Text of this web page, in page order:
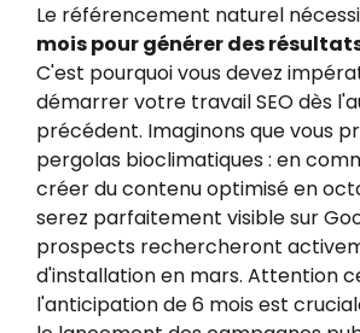
Le référencement naturel
mois pour générer des
C'est pourquoi vous devez
démarrer votre travail SEO dès
précédent. Imaginons que vous
pergolas bioclimatiques : en
créer du contenu optimisé en
serez parfaitement visible sur
prospects rechercheront
d'installation en mars. Attention
l'anticipation de 6 mois est